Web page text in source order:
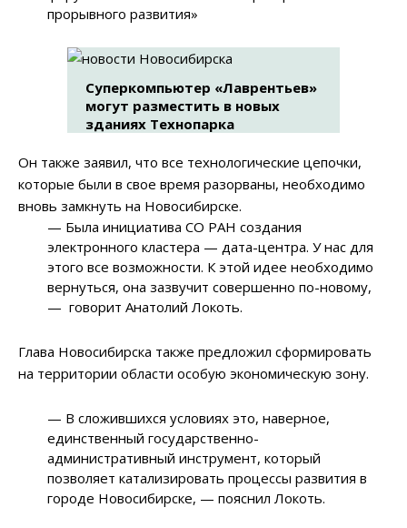
прорывного развития»
Суперкомпьютер «Лаврентьев»
могут разместить в новых
зданиях Технопарка
Он также заявил, что все технологические цепочки,
которые были в свое время разорваны, необходимо
вновь замкнуть на Новосибирске.
— Была инициатива СО РАН создания
электронного кластера — дата-центра. У нас для
этого все возможности. К этой идее необходимо
вернуться, она зазвучит совершенно по-новому,
— говорит Анатолий Локоть.
Глава Новосибирска также предложил сформировать
на территории области особую экономическую зону.
— В сложившихся условиях это, наверное,
единственный государственно-
административный инструмент, который
позволяет катализировать процессы развития в
городе Новосибирске, — пояснил Локоть.